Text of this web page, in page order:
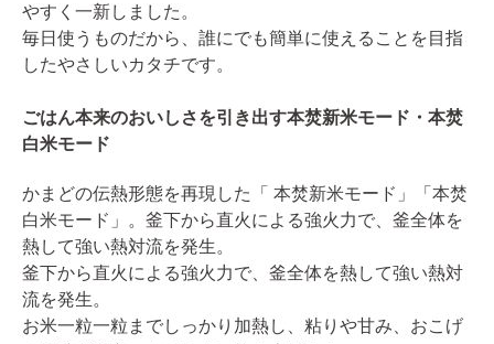
やすく一新しました。
毎日使うものだから、誰にでも簡単に使えることを目指
したやさしいカタチです。
ごはん本来のおいしさを引き出す本焚新米モード・本焚
白米モード
かまどの伝熱形態を再現した「 本焚新米モード」「本焚
白米モード」。釜下から直火による強火力で、釜全体を
熱して強い熱対流を発生。
釜下から直火による強火力で、釜全体を熱して強い熱対
流を発生。
お米一粒一粒までしっかり加熱し、粘りや甘み、おこげ